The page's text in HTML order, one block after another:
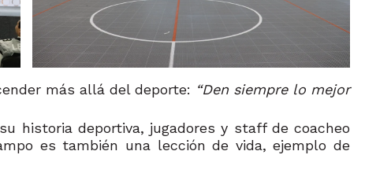
más allá del deporte: “Den siempre lo mejor
historia deportiva, jugadores y staff de coacheo
es también una lección de vida, ejemplo de